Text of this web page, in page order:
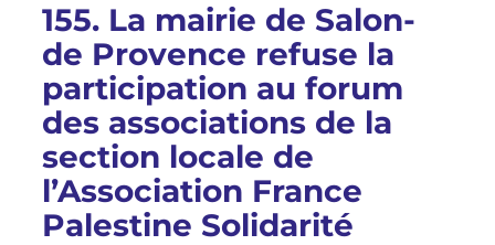
155. La mairie de Salon-
de Provence refuse la
participation au forum
des associations de la
section locale de
l’Association France
Palestine Solidarité